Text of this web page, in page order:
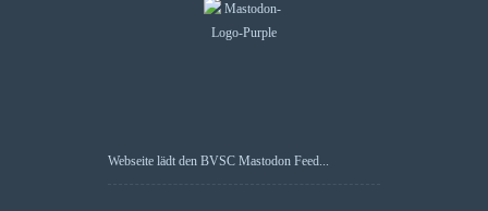
Webseite lädt den BVSC Mastodon Feed...